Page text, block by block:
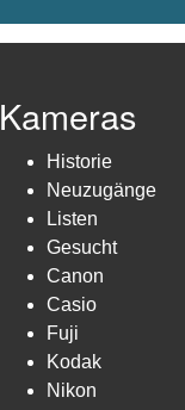
Kameras
Historie
Neuzugänge
Listen
Gesucht
Canon
Casio
Fuji
Kodak
Nikon